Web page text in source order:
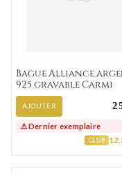
Bague Alliance
925 gravable Carmi
AJOUTER
⚠️ Dernier exemplaire
CLUB